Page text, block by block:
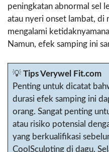
peningkatan abnormal sel
atau nyeri onset lambat, di
mengalami
Namun, efek samping ini
💡 Tips Verywel Fit.com
Penting untuk dicatat
durasi efek samping ini
orang. Sangat penting
atau risiko potensial
yang berkualifikasi
CoolSculpting di dagu.